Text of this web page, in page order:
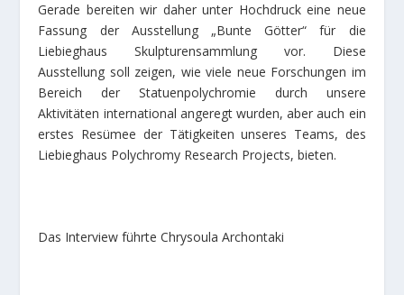
Gerade bereiten wir daher unter Hochdruck eine neue
Fassung der Ausstellung „Bunte Götter“ für die
Liebieghaus Skulpturensammlung vor. Diese
Ausstellung soll zeigen, wie viele neue Forschungen im
Bereich der Statuenpolychromie durch unsere
Aktivitäten international angeregt wurden, aber auch ein
erstes Resümee der Tätigkeiten unseres Teams, des
Liebieghaus Polychromy Research Projects, bieten.
Das Interview führte Chrysoula Archontaki